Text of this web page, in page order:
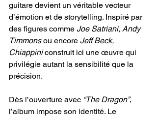
guitare devient un véritable vecteur
d’émotion et de storytelling. Inspiré par
des figures comme Joe Satriani, Andy
Timmons ou encore Jeff Beck,
Chiappini construit ici une œuvre qui
privilégie autant la sensibilité que la
précision.
Dès l’ouverture avec “The Dragon”,
l’album impose son identité. Le